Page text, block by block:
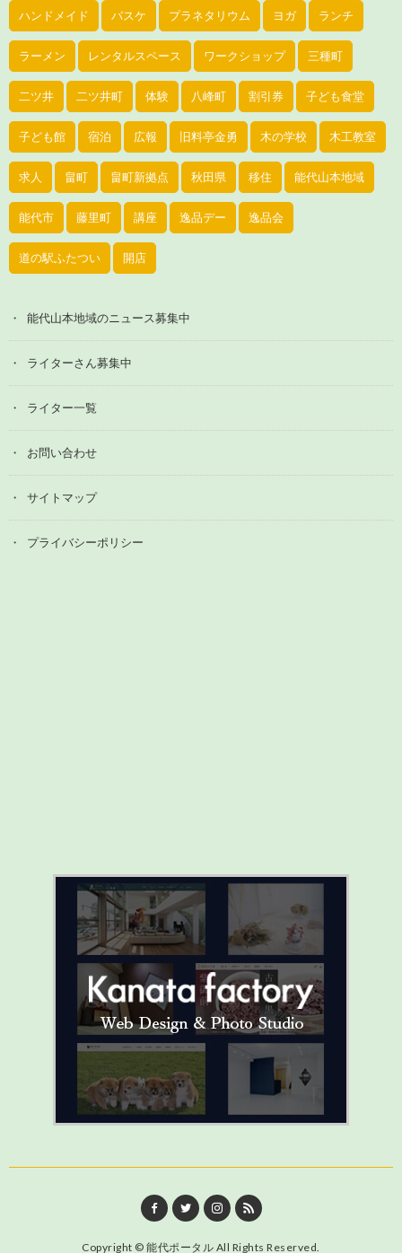
ハンドメイド バスケ プラネタリウム ヨガ ランチ
ラーメン レンタルスペース ワークショップ 三種町
二ツ井 二ツ井町 体験 八峰町 割引券 子ども食堂
子ども館 宿泊 広報 旧料亭金勇 木の学校 木工教室
求人 畠町 畠町新拠点 秋田県 移住 能代山本地域
能代市 藤里町 講座 逸品デー 逸品会
道の駅ふたつい 開店
能代山本地域のニュース募集中
ライターさん募集中
ライター一覧
お問い合わせ
サイトマップ
プライバシーポリシー
Copyright ©能代ポータル All Rights Reserved.